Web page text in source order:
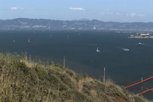
Saltar
al
contenido